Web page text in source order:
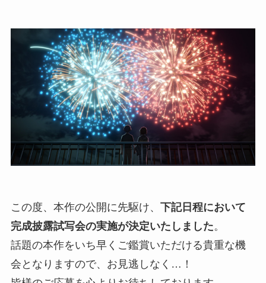
この度、本作の公開に先駆け、 下記日程において
完成披露試写会の実施が決定いたしました。
話題の本作をいち早くご鑑賞いただける貴重な機
会となりますので、お見逃しなく…！